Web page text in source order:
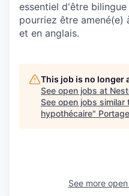
essentiel d'être
pourriez être amené(e)
et en anglais.
This job is no longer
See open jobs at
See open jobs similar
hypothécaire" Portage
See more